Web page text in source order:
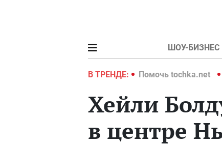
ШОУ-БИЗНЕС
В ТРЕНДЕ:
Война в Украине 2022 Помочь tochka.net
Хейли
в центре